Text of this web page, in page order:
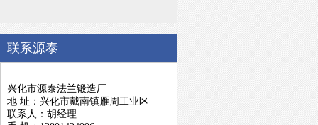
联系源泰
兴化市源泰法兰锻造厂
地 址：兴化市戴南镇雁周工业区
联系人：胡经理